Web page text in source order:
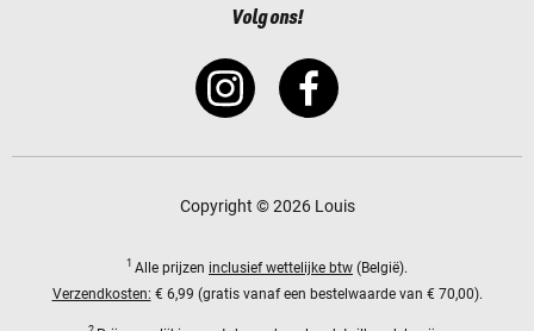
Volg ons!
Copyright © 2026 Louis
1 Alle prijzen inclusief wettelijke btw (België).
Verzendkosten: € 6,99 (gratis vanaf een bestelwaarde van € 70,00).